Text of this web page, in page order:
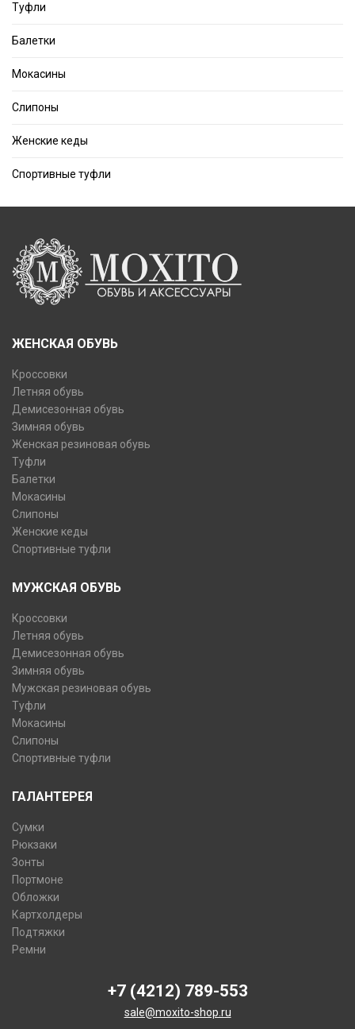
Туфли
Балетки
Мокасины
Слипоны
Женские кеды
Спортивные туфли
ЖЕНСКАЯ ОБУВЬ
Кроссовки
Летняя обувь
Демисезонная обувь
Зимняя обувь
Женская резиновая обувь
Туфли
Балетки
Мокасины
Слипоны
Женские кеды
Спортивные туфли
МУЖСКАЯ ОБУВЬ
Кроссовки
Летняя обувь
Демисезонная обувь
Зимняя обувь
Мужская резиновая обувь
Туфли
Мокасины
Слипоны
Спортивные туфли
ГАЛАНТЕРЕЯ
Сумки
Рюкзаки
Зонты
Портмоне
Обложки
Картхолдеры
Подтяжки
Ремни
+7 (4212) 789-553
sale@moxito-shop.ru